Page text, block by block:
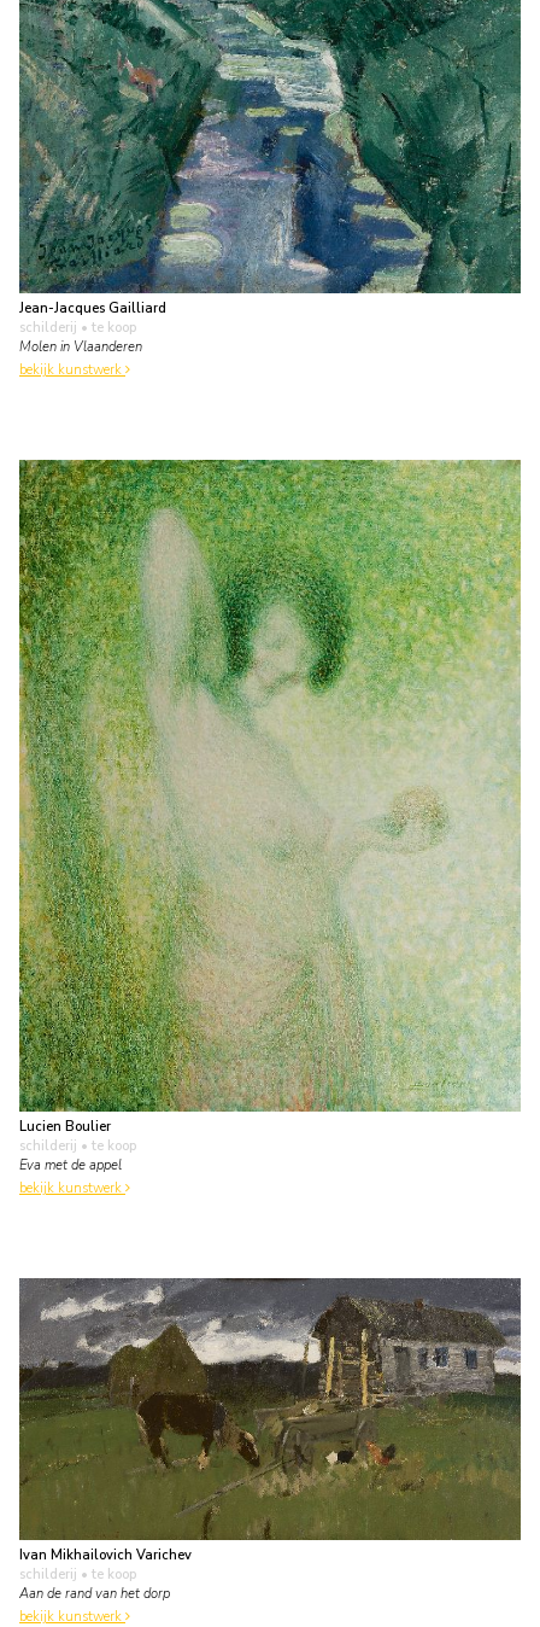
Jean-Jacques Gailliard
schilderij • te koop
Molen in Vlaanderen
bekijk kunstwerk
Lucien Boulier
schilderij • te koop
Eva met de appel
bekijk kunstwerk
Ivan Mikhailovich Varichev
schilderij • te koop
Aan de rand van het dorp
bekijk kunstwerk